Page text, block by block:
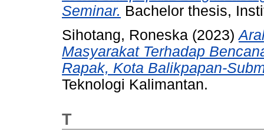
Seminar. Bachelor thesis,
Sihotang, Roneska (2023)
Masyarakat Terhadap
Rapak, Kota Balikpapan-
Teknologi Kalimantan.
T